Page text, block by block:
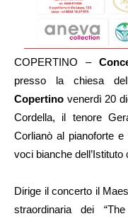
COPERTINO –
presso la chiesa
Copertino venerdì 20
Cordella, il tenore
Corlianò al pianoforte e
voci bianche
Dirige il concerto il
straordinaria dei